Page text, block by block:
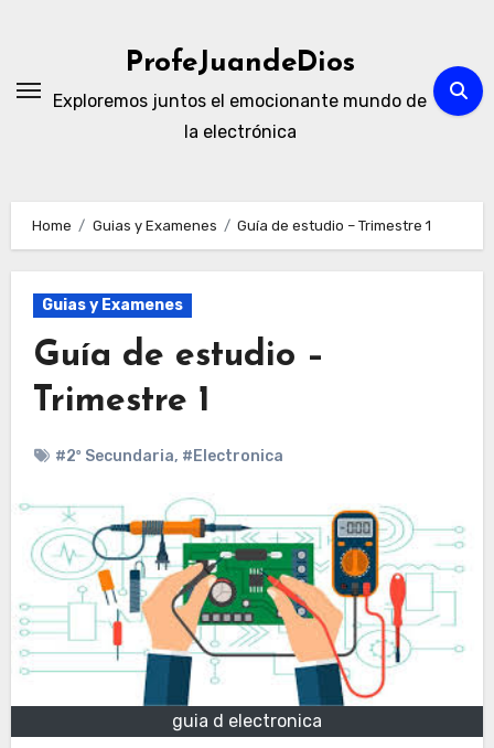
ProfeJuandeDios
Exploremos juntos el emocionante mundo de
la electrónica
Home Guias y Examenes Guía de estudio – Trimestre 1
Guias y Examenes
Guía de estudio –
Trimestre 1
#2º Secundaria, #Electronica
guia d electronica